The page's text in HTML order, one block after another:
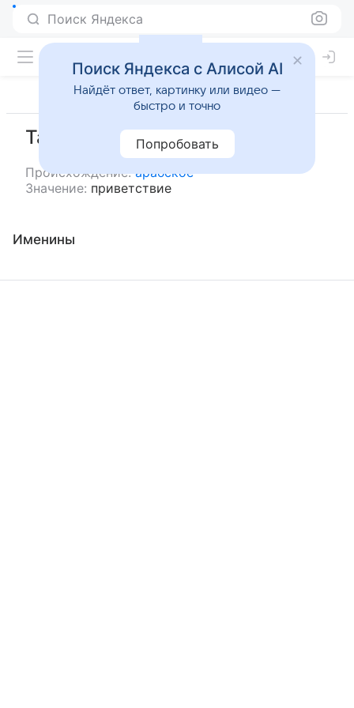
Поиск Яндекса
Тахиййа
Происхождение: арабское
Значение: приветствие
Именины
Поиск Яндекса с Алисой AI
Найдёт ответ, картинку или видео —
быстро и точно
Попробовать